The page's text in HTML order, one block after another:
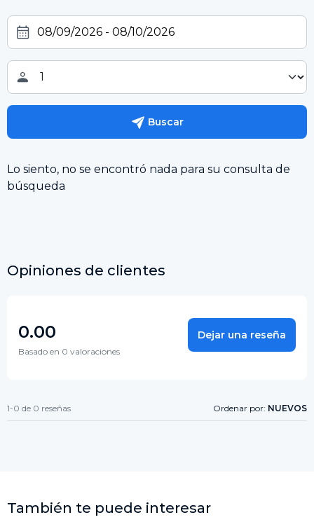
Buscar
Lo siento, no se encontró nada para su consulta de
búsqueda
Opiniones de clientes
0.00
Basado en 0 valoraciones
Dejar una reseña
1-0 de 0 reseñas Ordenar por: NUEVOS
También te puede interesar